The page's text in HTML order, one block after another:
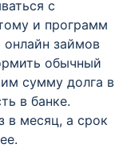
с
и программ
займов
обычный
им сумму долга в
в банке.
в месяц, а срок